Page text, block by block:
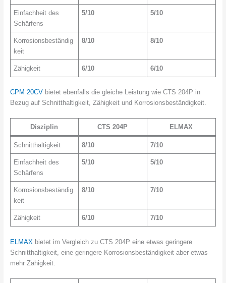
Einfachheit des
Schärfens
5/10 5/10
Korrosionsbeständig
keit
8/10 8/10
Zähigkeit 6/10 6/10
CPM 20CVbietet ebenfalls die gleiche Leistung wie CTS 204P in
Bezug auf Schnitthaltigkeit, Zähigkeit und Korrosionsbeständigkeit.
Disziplin CTS 204P ELMAX
Schnitthaltigkeit 8/10 7/10
Einfachheit des
Schärfens
5/10 5/10
Korrosionsbeständig
keit
8/10 7/10
Zähigkeit 6/10 7/10
ELMAX bietet im Vergleich zu CTS 204P eine etwas geringere
Schnitthaltigkeit, eine geringere Korrosionsbeständigkeit aber etwas
mehr Zähigkeit.